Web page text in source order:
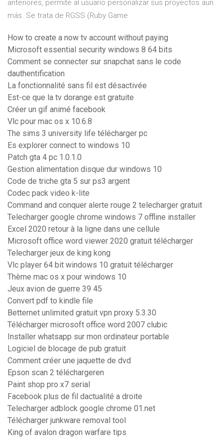
anteriores, permite al usuario personalizar sus proyectos aun
más. Se trata de RGSS (Ruby Game
How to create a now tv account without paying
Microsoft essential security windows 8 64 bits
Comment se connecter sur snapchat sans le code
dauthentification
La fonctionnalité sans fil est désactivée
Est-ce que la tv dorange est gratuite
Créer un gif animé facebook
Vlc pour mac os x 10.6.8
The sims 3 university life télécharger pc
Es explorer connect to windows 10
Patch gta 4 pc 1.0.1.0
Gestion alimentation disque dur windows 10
Code de triche gta 5 sur ps3 argent
Codec pack video k-lite
Command and conquer alerte rouge 2 telecharger gratuit
Telecharger google chrome windows 7 offline installer
Excel 2020 retour à la ligne dans une cellule
Microsoft office word viewer 2020 gratuit télécharger
Telecharger jeux de king kong
Vlc player 64 bit windows 10 gratuit télécharger
Thème mac os x pour windows 10
Jeux avion de guerre 39 45
Convert pdf to kindle file
Betternet unlimited gratuit vpn proxy 5.3.30
Télécharger microsoft office word 2007 clubic
Installer whatsapp sur mon ordinateur portable
Logiciel de blocage de pub gratuit
Comment créer une jaquette de dvd
Epson scan 2 téléchargeren
Paint shop pro x7 serial
Facebook plus de fil dactualité a droite
Telecharger adblock google chrome 01.net
Télécharger junkware removal tool
King of avalon dragon warfare tips